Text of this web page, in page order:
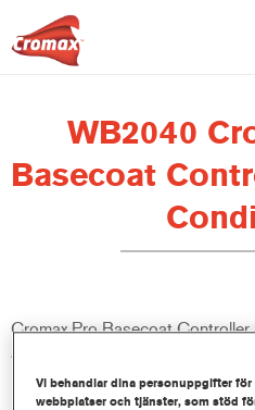
WB2040
Basecoat
Cromax Pro Basecoat
är framtagen för att användas
Basecoat.
Vi behandlar dina personuppgifter
webbplatser och tjänster, som stöd